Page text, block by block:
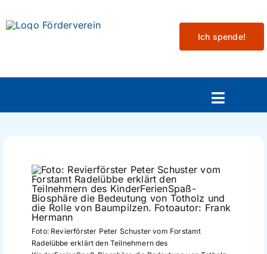
to
Ich spende!
Toggle
Mitmachen
Veranstaltungen
Projekte
Foto: Revierförster Peter Schuster vom Forstamt
Radelübbe erklärt den Teilnehmern des